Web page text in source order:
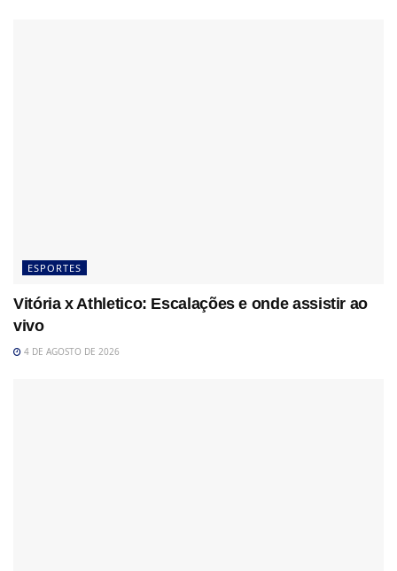
ESPORTES
Vitória x Athletico: Escalações e onde assistir ao
vivo
4 DE AGOSTO DE 2026